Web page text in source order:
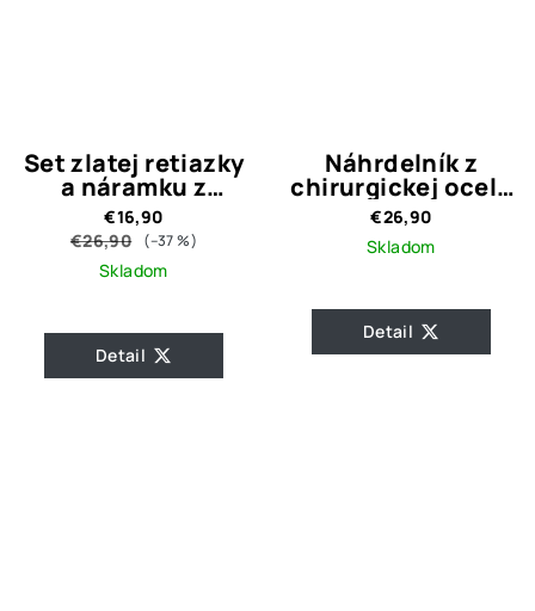
Set zlatej retiazky
a náramku z
chirurgickej ocele
Funny
€16,90
€26,90
(–37 %)
Skladom
Detail
Náhrdelník z
chirurgickej ocele
VANESS
€26,90
Skladom
Detail